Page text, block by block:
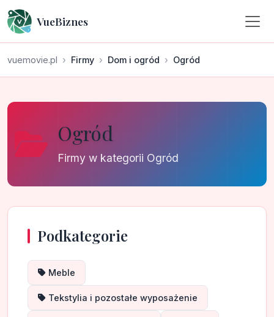
VueBiznes
vuemovie.pl Firmy Dom i ogród Ogród
Ogród
Firmy w kategorii Ogród
Podkategorie
Meble
Tekstylia i pozostałe wyposażenie